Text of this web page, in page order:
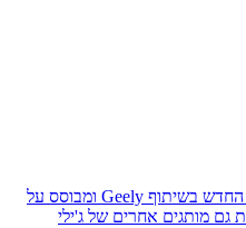
רכב פנאי חשמלי קטן, הראשון בעידן החדש בשיתוף Geely ומבוסס על